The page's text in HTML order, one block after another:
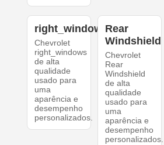
right_windows
Chevrolet
right_windows
de alta
qualidade
usado para
uma
aparência e
desempenho
personalizados.
Rear
Windshield
Chevrolet
Rear
Windshield
de alta
qualidade
usado para
uma
aparência e
desempenho
personalizados.